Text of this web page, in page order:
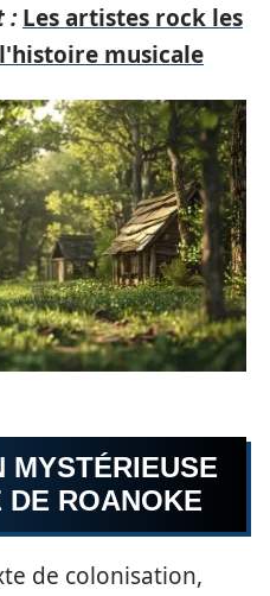
: Les artistes rock les
musicale
MYSTÉRIEUSE
ROANOKE
de colonisation,